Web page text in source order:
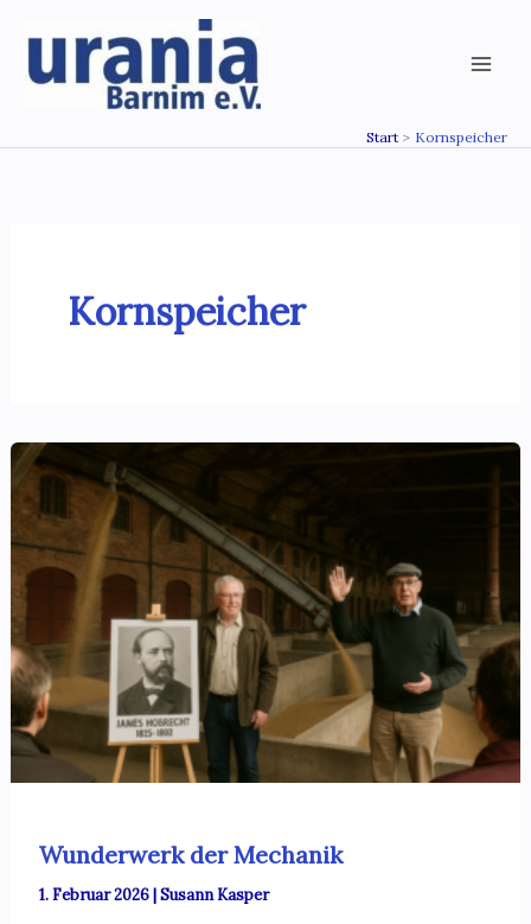
Inhalt
springen
Start Kornspeicher
Kornspeicher
Wunderwerk der Mechanik
1. Februar 2026|Susann Kasper